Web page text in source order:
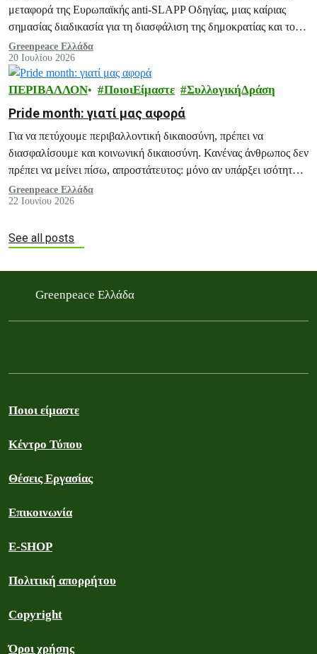
μεταφορά της Ευρωπαϊκής anti-SLAPP Οδηγίας, μιας καίριας
σημασίας διαδικασία για τη διασφάλιση της δημοκρατίας και του
ακτιβισμού.
Greenpeace Ελλάδα
20 Ιουλίου 2026
ΠΕΡΙΒΑΛΛΟΝ ΠοιοιΕίμαστε ΣυλλογικήΔράση
Pride month: γιατί μας αφορά
Για να πετύχουμε περιβαλλοντική δικαιοσύνη, πρέπει να
διασφαλίσουμε και κοινωνική δικαιοσύνη. Κανένας άνθρωπος δεν
πρέπει να μείνει πίσω, απροστάτευτος: μόνο αν υπάρξει ισότητα
για όλους και όλα, μπορούμε να οικοδομήσουμε ένα πράσινο,
βιώσιμο και ειρηνικό μέλλον.
Greenpeace Ελλάδα
22 Ιουνίου 2026
See all posts
Greenpeace Ελλάδα
Ποιοι είμαστε
Κέντρο Τύπου
Θέσεις Εργασίας
Επικοινωνία
E-SHOP
Πολιτική απορρήτου
Copyright
Όροι χρήσης